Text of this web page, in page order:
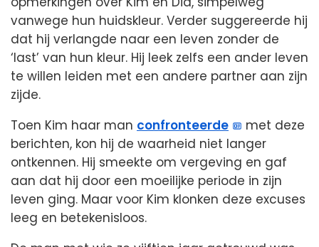
vanwege hun huidskleur. Verder suggereerde hij
dat hij verlangde naar een leven zonder de
‘last’ van hun kleur. Hij leek zelfs een ander leven
te willen leiden met een andere partner aan zijn
zijde.
Toen Kim haar man confronteerde
met deze
berichten, kon hij de waarheid niet langer
ontkennen. Hij smeekte om vergeving en gaf
aan dat hij door een moeilijke periode in zijn
leven ging. Maar voor Kim klonken deze excuses
leeg en betekenisloos.